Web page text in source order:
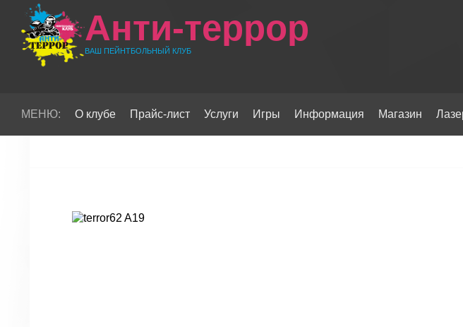
Анти-террор
ВАШ ПЕЙНТБОЛЬНЫЙ КЛУБ
МЕНЮ: О клубе Прайс-лист Услуги Игры Информация Магазин